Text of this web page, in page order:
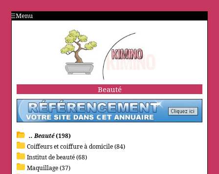
Menu
Beauté
.. Beauté(198)
Coiffeurs et coiffure à domicile (84)
Institut de beauté (68)
Maquillage (37)